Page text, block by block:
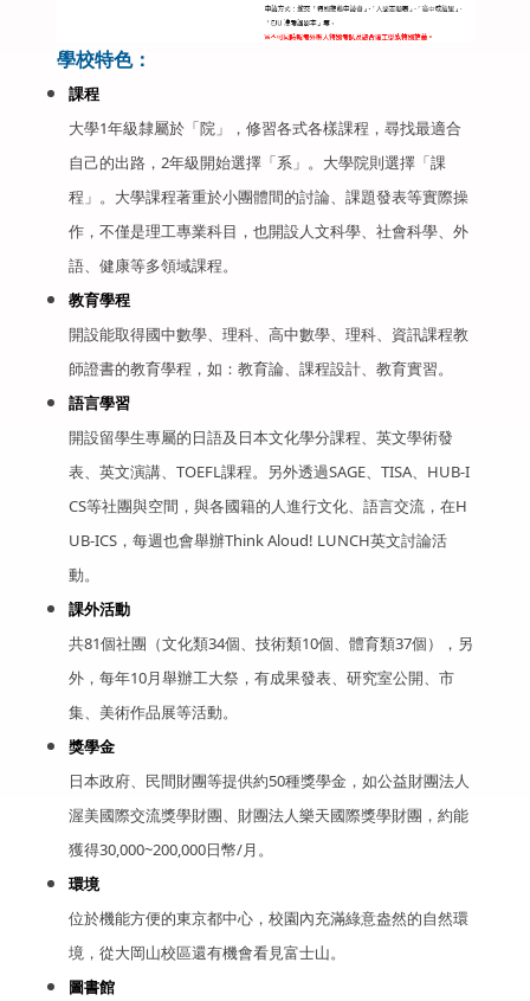
學校特色：
課程
大學1年級隸屬於「院」，修習各式各樣課程，尋找最適合
自己的出路，2年級開始選擇「系」。大學院則選擇「課
程」。大學課程著重於小團體間的討論、課題發表等實際操
作，不僅是理工專業科目，也開設人文科學、社會科學、外
語、健康等多領域課程。
教育學程
開設能取得國中數學、理科、高中數學、理科、資訊課程教
師證書的教育學程，如：教育論、課程設計、教育實習。
語言學習
開設留學生專屬的日語及日本文化學分課程、英文學術發
表、英文演講、TOEFL課程。另外透過SAGE、TISA、HUB-I
CS等社團與空間，與各國籍的人進行文化、語言交流，在H
UB-ICS，每週也會舉辦Think Aloud! LUNCH英文討論活
動。
課外活動
共81個社團（文化類34個、技術類10個、體育類37個），另
外，每年10月舉辦工大祭，有成果發表、研究室公開、市
集、美術作品展等活動。
獎學金
日本政府、民間財團等提供約50種獎學金，如公益財團法人
渥美國際交流獎學財團、財團法人樂天國際獎學財團，約能
獲得30,000~200,000日幣/月。
環境
位於機能方便的東京都中心，校園內充滿綠意盎然的自然環
境，從大岡山校區還有機會看見富士山。
圖書館